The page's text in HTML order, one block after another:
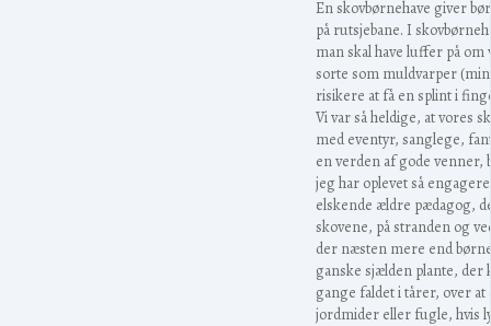
En skovbørnehave giver
på rutsjebane. I
man skal have luffer på
sorte som muldvarper
risikere at få en splint i
Vi var så heldige, at vores
med eventyr, sanglege,
en verden af gode venner,
jeg har oplevet så
elskende ældre pædagog,
skovene, på stranden og
der næsten mere end
ganske sjælden plante,
gange faldet i tårer, over
jordmider eller fugle, hvis